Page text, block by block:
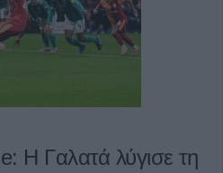
Η Γαλατά λύγισε τη